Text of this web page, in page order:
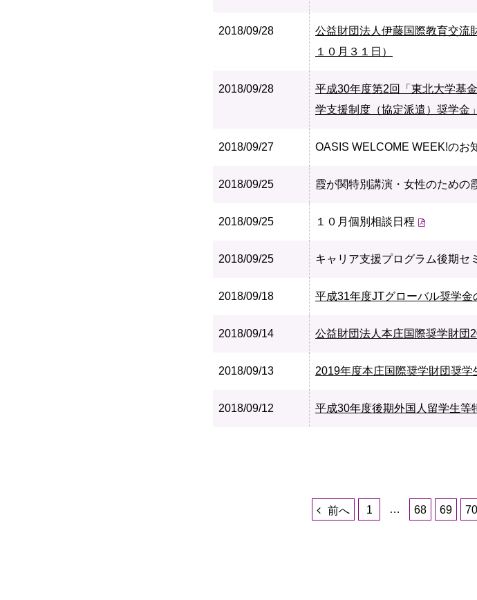
2018/09/28
公益財団法人伊藤国際教育交流
１０月３１日）
2018/09/28
平成30年度第2回「東北大学基
学支援制度（協定派遣）奨学金
2018/09/27 OASIS WELCOME WEEK!のお
2018/09/25 霞が関特別講演・女性のための
2018/09/25 １０月個別相談日程
2018/09/25 キャリア支援プログラム後期セ
2018/09/18 平成31年度JTグローバル奨学金
2018/09/14 公益財団法人本庄国際奨学財団
2018/09/13 2019年度本庄国際奨学財団奨学
2018/09/12 平成30年度後期外国人留学生等
前へ 1 … 68 69 70